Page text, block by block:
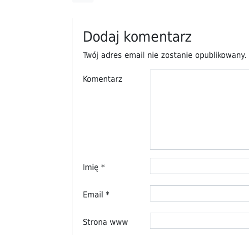
Dodaj komentarz
Twój adres email nie zostanie opublikowany.
Komentarz
Imię *
Email *
Strona www